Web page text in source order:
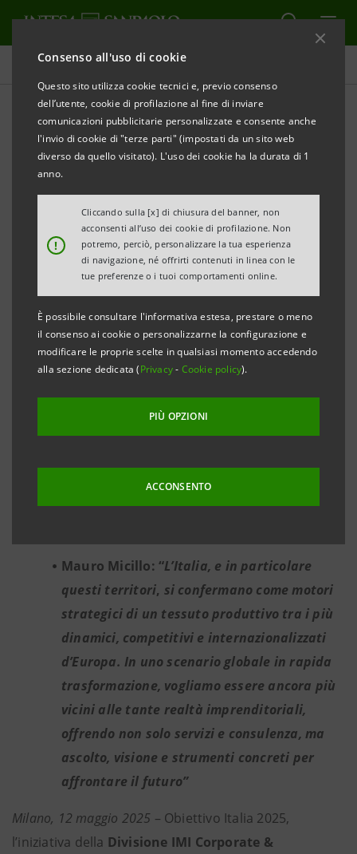
Consenso all'uso di cookie
Questo sito utilizza cookie tecnici e, previo consenso
dell’utente, cookie di profilazione al fine di inviare
comunicazioni pubblicitarie personalizzate e consente anche
l'invio di cookie di "terze parti" (impostati da un sito web
diverso da quello visitato). L'uso dei cookie ha la durata di 1
anno.
!
Cliccando sulla [x] di chiusura del banner, non
acconsenti all’uso dei cookie di profilazione. Non
potremo, perciò, personalizzare la tua esperienza
di navigazione, né offrirti contenuti in linea con le
tue preferenze o i tuoi comportamenti online.
È possibile consultare l'informativa estesa, prestare o meno
il consenso ai cookie o personalizzarne la configurazione e
modificare le proprie scelte in qualsiasi momento accedendo
alla sezione dedicata (Privacy- Cookie policy).
PIÙ OPZIONI
ACCONSENTO
Comunicati stampa
STAMPA AGGIORNA
INTESA SANPAOLO: A LONATO DEL GARDA
L’INCONTRO CON LE PRINCIPALI AZIENDE DEL
TERRITORIO PER LA TERZA TAPPA
ITALIA 2025
L’iniziativa della Divisione IMI Corporate &
Investment Banking prosegue a Lonato del
Garda, con la partecipazione di oltre 60
italiano
L’Italian Network della Divisione IMI CIB
Gruppi Corporate e Istituzionali con oltre
80 miliardi di euro di impieghi medi per
segue circa 1.100 Gruppi e 5.800 aziende
con oltre il 40% dei volumi totali a livello
Mauro Micillo: “L’Italia, e in particolare
questi territori, si confermano come motori
strategici di un tessuto produttivo tra i più
dinamici, competitivi e internazionalizzati
d’Europa. In uno scenario globale in rapida
trasformazione, vogliamo essere ancora più
vicini alle tante realtà imprenditoriali,
offrendo non solo servizi e consulenza, ma
ascolto, visione e strumenti concreti per
affrontare il futuro”
Milano, 12 maggio 2025 – Obiettivo Italia 2025,
l’iniziativa della Divisione IMI Corporate &